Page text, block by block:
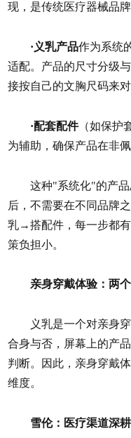
现，是传统医疗器械品牌
·义乳产品作为系统
适配。产品的尺寸分级
接按自己的文胸尺码来
·配套配件（如保护
为辅助，确保产品在非
这种"系统化"的产
后，不需要在不同品牌
乳→搭配件，每一步都
策负担小。
亲身穿戴体验：两
义乳是一个对亲身
合身与否，屏幕上的产
判断。因此，亲身穿戴
维度。
雪伦：医疗渠道深耕